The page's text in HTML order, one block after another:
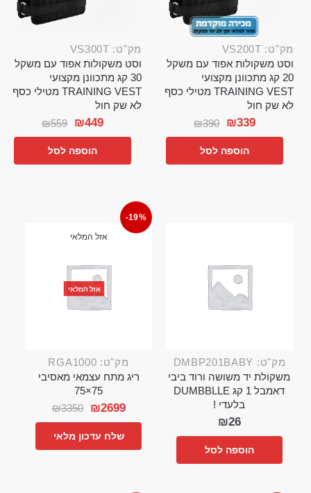
מק"ט: VS200T
וסט משקולות אפוד עם משקל
20 קג מתכוונן מקצועי
TRAINING VEST מטילי כסף
לא שק חול
₪390 ₪339
הוספה לסל
מק"ט: VS300T
וסט משקולות אפוד עם משקל
30 קג מתכוונן מקצועי
TRAINING VEST מטילי כסף
לא שק חול
₪559 ₪449
הוספה לסל
מק"ט: DMBP201BABY
משקולת יד משושה ורוד ביבי
דאמבל 1 קג DUMBBLLE
בלעדי !
₪26
הוספה לסל
-19%
אזל המלאי
אזל המלאי
מק"ט: RGA1000
ריג מתח עצמאי מאסיבי
75×75
₪3350 ₪2699
שלח עדכון מלאי